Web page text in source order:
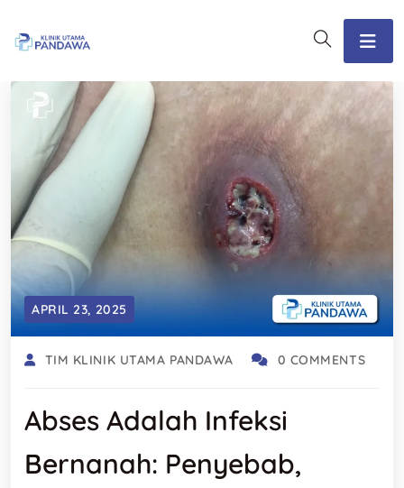
APRIL 23, 2025
TIM KLINIK UTAMA PANDAWA 0 COMMENTS
Abses Adalah Infeksi
Bernanah: Penyebab,